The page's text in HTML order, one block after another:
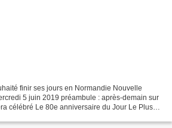
finir ses jours en Normandie Nouvelle
5 juin 2019 préambule : après-demain sur
célébré Le 80e anniversaire du Jour Le Plus